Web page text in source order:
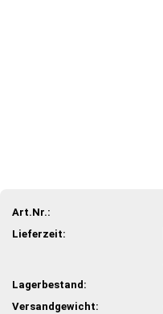
Art.Nr.:
Lieferzeit:
Lagerbestand:
Versandgewicht: